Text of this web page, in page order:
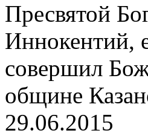
Пресвятой
Иннокентий,
совершил
общине
29.06.2015